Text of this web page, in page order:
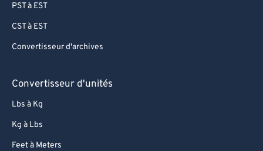
PST à EST
CST à EST
Convertisseur d'archives
Convertisseur d'unités
Lbs à Kg
Kg à Lbs
Feet à Meters